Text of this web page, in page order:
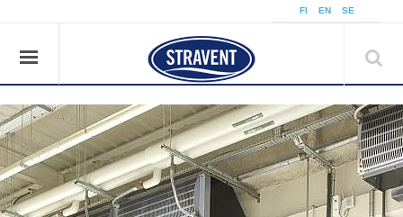
FI EN SE